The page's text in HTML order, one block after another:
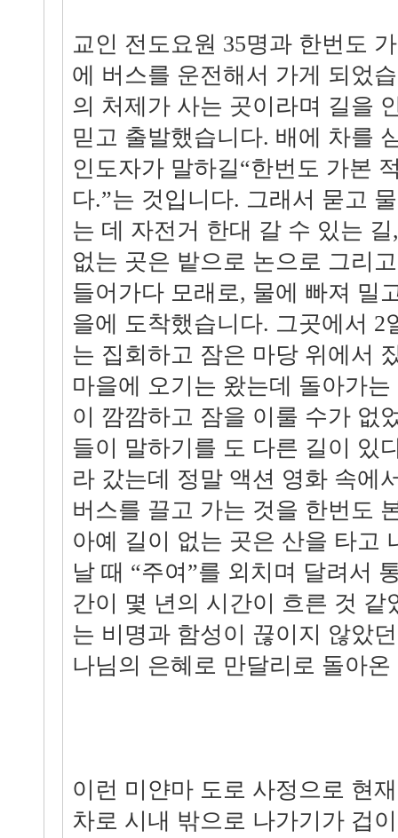
교인 전도요원 35명과 한번도
에 버스를 운전해서 가게 되었
의 처제가 사는 곳이라며 길을
믿고 출발했습니다. 배에 차를
인도자가 말하길“한번도 가본
다.”는 것입니다. 그래서 묻고
는 데 자전거 한대 갈 수 있는
없는 곳은 밭으로 논으로 그리
들어가다 모래로, 물에 빠져 밀
을에 도착했습니다. 그곳에서 2
는 집회하고 잠은 마당 위에서
마을에 오기는 왔는데 돌아가
이 깜깜하고 잠을 이룰 수가 없
들이 말하기를 도 다른 길이 있
라 갔는데 정말 액션 영화 속에
버스를 끌고 가는 것을 한번도
아예 길이 없는 곳은 산을 타고
날 때 “주여”를 외치며 달려서
간이 몇 년의 시간이 흐른 것 같
는 비명과 함성이 끊이지 않았
나님의 은혜로 만달리로 돌아온
이런 미얀마 도로 사정으로 현
차로 시내 밖으로 나가기가 겁